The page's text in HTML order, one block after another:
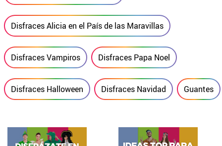
Disfraces Alicia en el País de las Maravillas
Disfraces Vampiros Disfraces Papa Noel
Disfraces Halloween Disfraces Navidad Guantes